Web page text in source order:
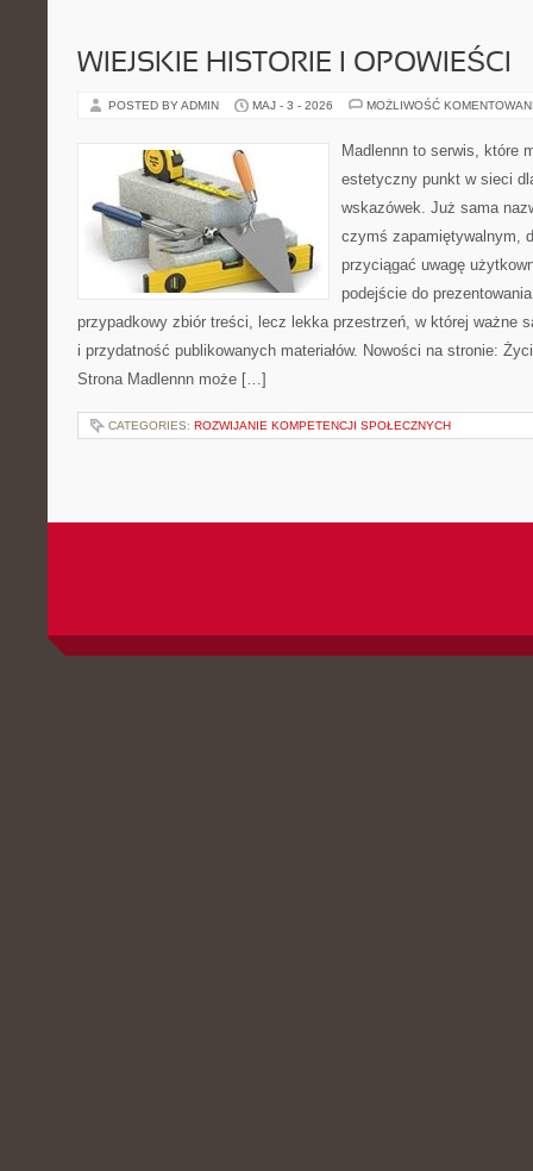
WIEJSKIE HISTORIE I OPOWIEŚCI
POSTED BY ADMIN MAJ - 3 - 2026 MOŻLIWOŚĆ
Madlennn to serwis, które
estetyczny punkt w sieci
wskazówek. Już sama
czymś zapamiętywalnym,
przyciągać uwagę
podejście do
przypadkowy zbiór treści, lecz lekka przestrzeń, w której ważne
i przydatność publikowanych materiałów. Nowości na stronie:
Strona Madlennn może […]
CATEGORIES: ROZWIJANIE KOMPETENCJI SPOŁECZNYCH